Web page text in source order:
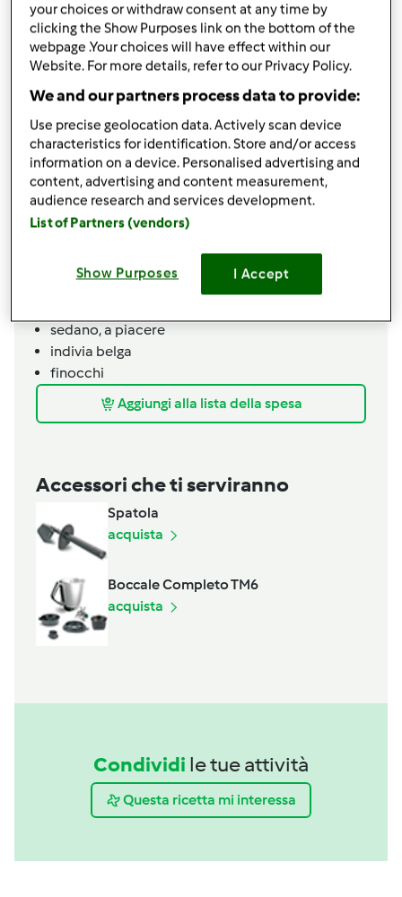
Ingredienti
Per la salsa alla menta:
in foglia, lavata
20gpinoli
200 mlolio extravergine di oliva
q.b.sale
q.b.pepe nero
Verdure fresche:
2carote
ravanelli
peperone rosso
sedano,a piacere
indivia belga
finocchi
Aggiungi alla lista della spesa
Accessori che ti serviranno
Spatola
acquista
Boccale Completo TM6
acquista
Condividi le tue attività
Questa ricetta mi interessa
your choices or withdraw consent at any time by
clicking the Show Purposes link on the bottom of the
webpage .Your choices will have effect within our
Website. For more details, refer to our Privacy Policy.
We and our partners process data to provide:
Use precise geolocation data. Actively scan device
characteristics for identification. Store and/or access
information on a device. Personalised advertising and
content, advertising and content measurement,
audience research and services development.
List of Partners (vendors)
Show Purposes I Accept